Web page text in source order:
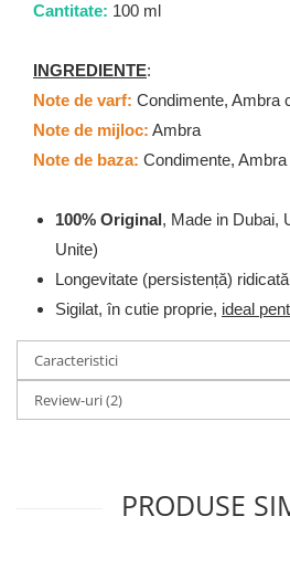
Cantitate: 100 ml
INGREDIENTE:
Note de varf: Condimente, Ambra
Note de mijloc: Ambra
Note de baza: Condimente, Ambra
100% Original, Made in Dubai,
Unite)
Longevitate (persistență)
Sigilat, în cutie proprie, ideal
Caracteristici
Review-uri(2)
PRODUSE